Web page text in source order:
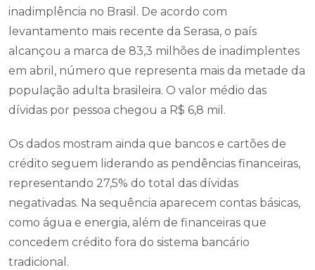
inadimplência no Brasil. De acordo com
levantamento mais recente da Serasa, o país
alcançou a marca de 83,3 milhões de inadimplentes
em abril, número que representa mais da metade da
população adulta brasileira. O valor médio das
dívidas por pessoa chegou a R$ 6,8 mil.
Os dados mostram ainda que bancos e cartões de
crédito seguem liderando as pendências financeiras,
representando 27,5% do total das dívidas
negativadas. Na sequência aparecem contas básicas,
como água e energia, além de financeiras que
concedem crédito fora do sistema bancário
tradicional.